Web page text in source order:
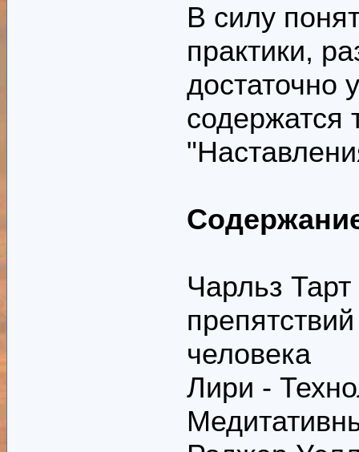
В силу
практики,
достаточно
содержатся
Чарльз
человека
Лири -